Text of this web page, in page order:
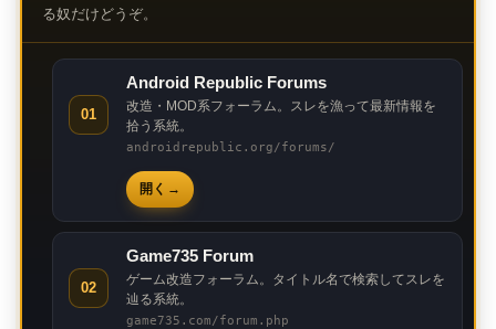
る奴だけどうぞ。
01
Android Republic Forums
改造・MOD系フォーラム。スレを漁って最新情報を
拾う系統。
androidrepublic.org/forums/
開く
02
Game735 Forum
ゲーム改造フォーラム。タイトル名で検索してスレを
辿る系統。
game735.com/forum.php